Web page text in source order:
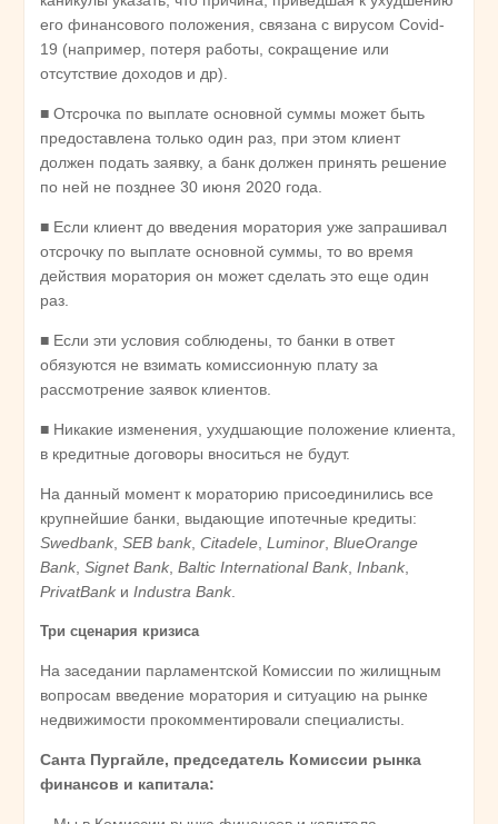
его финансового положения, связана с вирусом Covid-
19 (например, потеря работы, сокращение или
отсутствие доходов и др).
■ Отсрочка по выплате основной суммы может быть
предоставлена только один раз, при этом клиент
должен подать заявку, а банк должен принять решение
по ней не позднее 30 июня 2020 года.
■ Если клиент до введения моратория уже запрашивал
отсрочку по выплате основной суммы, то во время
действия моратория он может сделать это еще один
раз.
■ Если эти условия соблюдены, то банки в ответ
обязуются не взимать комиссионную плату за
рассмотрение заявок клиентов.
■ Никакие изменения, ухудшающие положение клиента,
в кредитные договоры вноситься не будут.
На данный момент к мораторию присоединились все
крупнейшие банки, выдающие ипотечные кредиты:
Swedbank SEB bank Citadele Luminor BlueOrange
Bank Signet Bank Baltic International Bank Inbank
PrivatBank и Industra Bank
Три сценария кризиса
На заседании парламентской Комиссии по жилищным
вопросам введение моратория и ситуацию на рынке
недвижимости прокомментировали специалисты.
Санта Пургайле, председатель Комиссии рынка
финансов и капитала: